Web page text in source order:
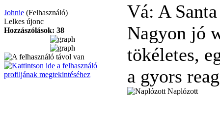
Johnie (Felhasználó)
Lelkes újonc
Hozzászólások: 38
Vá: A
Nagyon jó
tökéletes,
a gyors
Naplózott